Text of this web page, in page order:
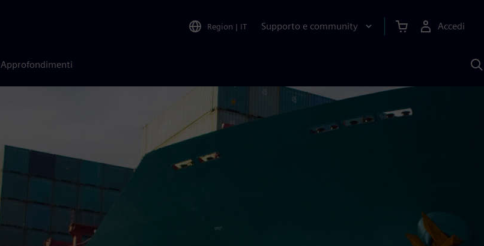
Region | IT Supporto e community Accedi
Approfondimenti